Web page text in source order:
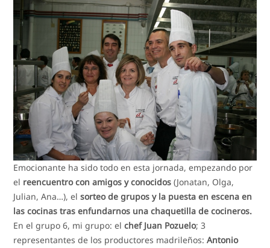
Emocionante ha sido todo en esta jornada, empezando por
el reencuentro con amigos y conocidos (Jonatan, Olga,
Julian, Ana…), elsorteo de grupos y la puesta en escena en
las cocinas tras enfundarnos una chaquetilla de cocineros.
En el grupo 6, mi grupo: elchef Juan Pozuelo; 3
representantes de los productores madrileños:Antonio